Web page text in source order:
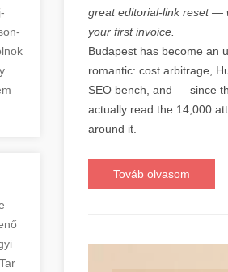
Tar
great editorial-link reset —
your first invoice.
Budapest has become an
romantic: cost arbitrage,
SEO bench, and — since
actually read the 14,000
around it.
Továb olvasom